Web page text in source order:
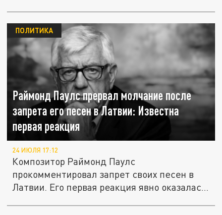
Раймонд Паулс прервал молчание после
запрета его песен в Латвии: Известна
первая реакция
ПОЛИТИКА
24 ИЮЛЯ 17:12
Композитор Раймонд Паулс
прокомментировал запрет своих песен в
Латвии. Его первая реакция явно оказалась
Рекордный спад туризма: Латвия